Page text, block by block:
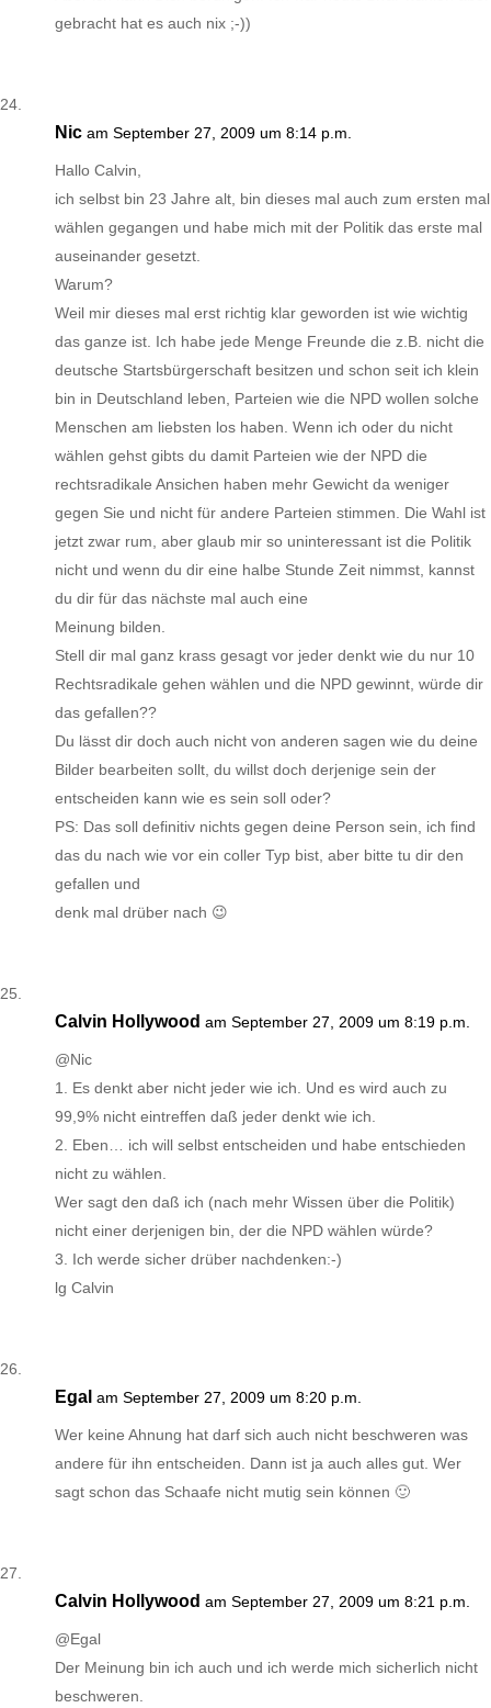
gebracht hat es auch nix ;-))
Nic am September 27, 2009 um 8:14 p.m.
Hallo Calvin,
ich selbst bin 23 Jahre alt, bin dieses mal auch zum ersten mal
wählen gegangen und habe mich mit der Politik das erste mal
auseinander gesetzt.
Warum?
Weil mir dieses mal erst richtig klar geworden ist wie wichtig
das ganze ist. Ich habe jede Menge Freunde die z.B. nicht die
deutsche Startsbürgerschaft besitzen und schon seit ich klein
bin in Deutschland leben, Parteien wie die NPD wollen solche
Menschen am liebsten los haben. Wenn ich oder du nicht
wählen gehst gibts du damit Parteien wie der NPD die
rechtsradikale Ansichen haben mehr Gewicht da weniger
gegen Sie und nicht für andere Parteien stimmen. Die Wahl ist
jetzt zwar rum, aber glaub mir so uninteressant ist die Politik
nicht und wenn du dir eine halbe Stunde Zeit nimmst, kannst
du dir für das nächste mal auch eine
Meinung bilden.
Stell dir mal ganz krass gesagt vor jeder denkt wie du nur 10
Rechtsradikale gehen wählen und die NPD gewinnt, würde dir
das gefallen??
Du lässt dir doch auch nicht von anderen sagen wie du deine
Bilder bearbeiten sollt, du willst doch derjenige sein der
entscheiden kann wie es sein soll oder?
PS: Das soll definitiv nichts gegen deine Person sein, ich find
das du nach wie vor ein coller Typ bist, aber bitte tu dir den
gefallen und
denk mal drüber nach 😉
Calvin Hollywood am September 27, 2009 um 8:19 p.m.
@Nic
1. Es denkt aber nicht jeder wie ich. Und es wird auch zu
99,9% nicht eintreffen daß jeder denkt wie ich.
2. Eben… ich will selbst entscheiden und habe entschieden
nicht zu wählen.
Wer sagt den daß ich (nach mehr Wissen über die Politik)
nicht einer derjenigen bin, der die NPD wählen würde?
3. Ich werde sicher drüber nachdenken:-)
lg Calvin
Egal am September 27, 2009 um 8:20 p.m.
Wer keine Ahnung hat darf sich auch nicht beschweren was
andere für ihn entscheiden. Dann ist ja auch alles gut. Wer
sagt schon das Schaafe nicht mutig sein können 🙂
Calvin Hollywood am September 27, 2009 um 8:21 p.m.
@Egal
Der Meinung bin ich auch und ich werde mich sicherlich nicht
beschweren.